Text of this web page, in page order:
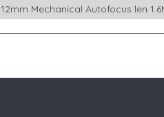
12mm Mechanical Autofocus len